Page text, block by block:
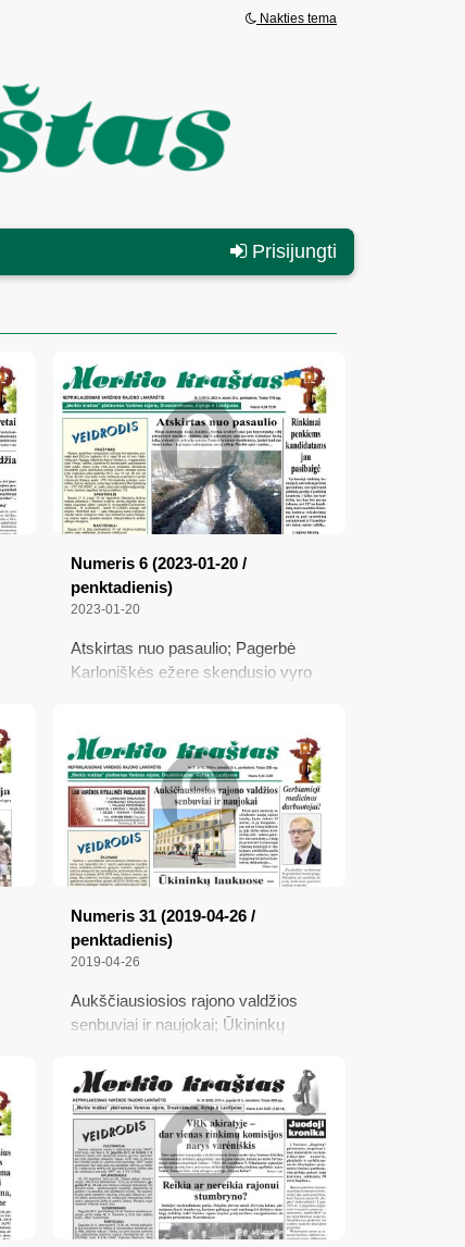
Nakties tema
Prisijungti
Numeris 6 (2023-01-20 /
penktadienis)
2023-01-20
Atskirtas nuo pasaulio; Pagerbė
Karloniškės ežere skendusio vyro
įspūdingu renginiu; Rinkimai
penkiems kandidatams jau
pasibaigė
Numeris 31 (2019-04-26 /
penktadienis)
2019-04-26
Aukščiausiosios rajono valdžios
senbuviai ir naujokai; Ūkininkų
Nedzingėje degė ferma; Prasideda
brandos egzaminai; Rastas dingusio
jaunuolio kūnas